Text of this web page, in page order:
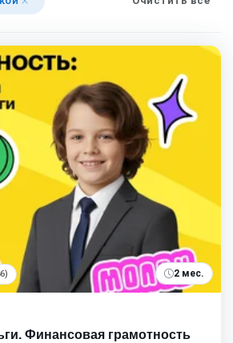
2 мес.
Финансовая грамотность